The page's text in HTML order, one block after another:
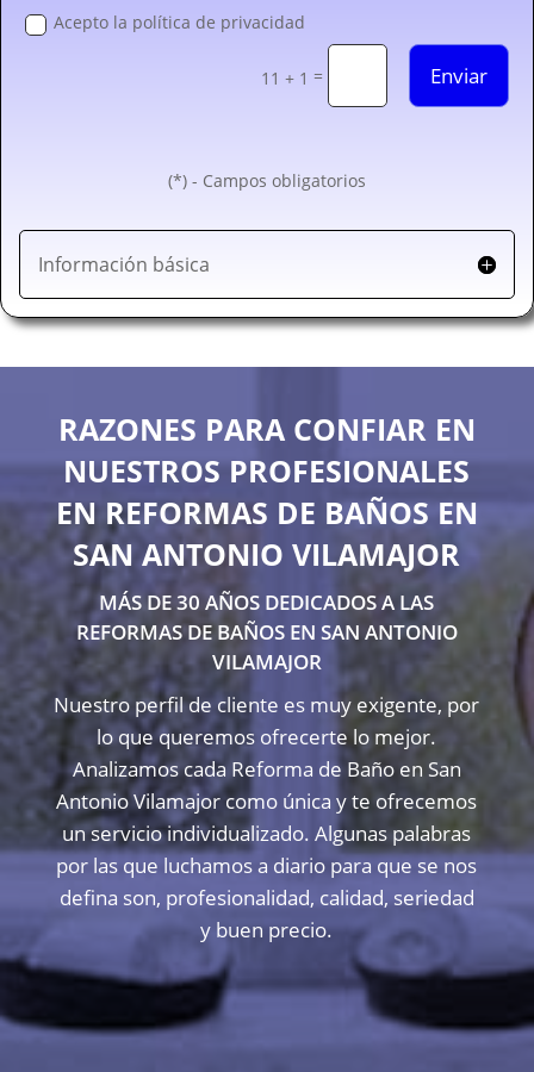
Acepto la política de privacidad
11 + 1 = Enviar
(*) - Campos obligatorios
Información básica
RAZONES PARA CONFIAR EN
NUESTROS PROFESIONALES
EN REFORMAS DE BAÑOS EN
SAN ANTONIO VILAMAJOR
MÁS DE 30 AÑOS DEDICADOS A LAS
REFORMAS DE BAÑOS EN SAN ANTONIO
VILAMAJOR
Nuestro perfil de cliente es muy exigente, por
lo que queremos ofrecerte lo mejor.
Analizamos cada Reforma de Baño en San
Antonio Vilamajor como única y te ofrecemos
un servicio individualizado. Algunas palabras
por las que luchamos a diario para que se nos
defina son, profesionalidad, calidad, seriedad
y buen precio.